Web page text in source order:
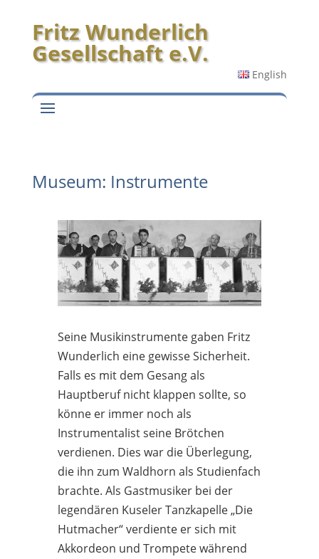
Fritz Wunderlich
Gesellschaft e.V.
English
Museum: Instrumente
Seine Musikinstrumente gaben Fritz
Wunderlich eine gewisse Sicherheit.
Falls es mit dem Gesang als
Hauptberuf nicht klappen sollte, so
könne er immer noch als
Instrumentalist seine Brötchen
verdienen. Dies war die Überlegung,
die ihn zum Waldhorn als Studienfach
brachte. Als Gastmusiker bei der
legendären Kuseler Tanzkapelle „Die
Hutmacher“ verdiente er sich mit
Akkordeon und Trompete während